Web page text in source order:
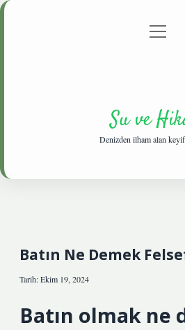
Gizlilik Politikası
menüyü
Su ve
Denizden ilham alan
Batın Ne Demek
Tarih: Ekim 19, 2024
Batın olmak ne